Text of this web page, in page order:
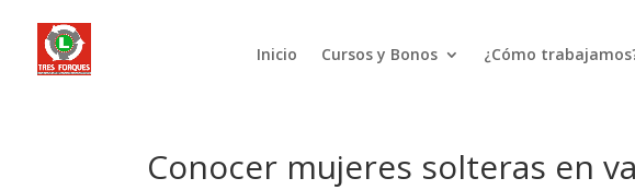
Inicio Cursos y Bonos ¿Cómo
Conocer mujeres solteras en